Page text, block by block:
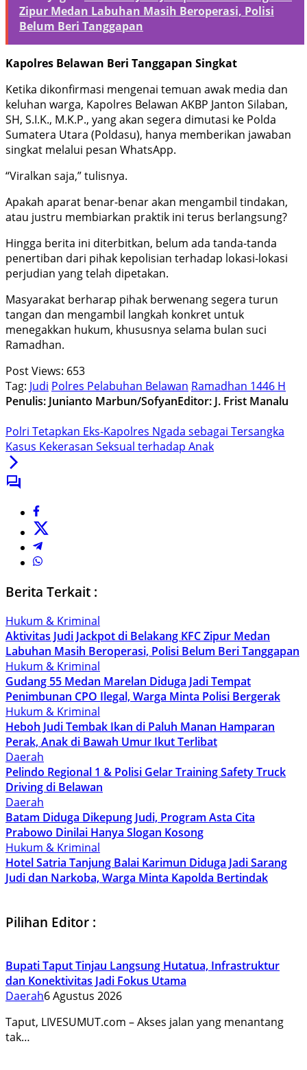
Zipur Medan Labuhan Masih Beroperasi, Polisi
Belum Beri Tanggapan
Kapolres Belawan Beri Tanggapan Singkat
Ketika dikonfirmasi mengenai temuan awak media dan
keluhan warga, Kapolres Belawan AKBP Janton Silaban,
SH, S.I.K., M.K.P., yang akan segera dimutasi ke Polda
Sumatera Utara (Poldasu), hanya memberikan jawaban
singkat melalui pesan WhatsApp.
“Viralkan saja,” tulisnya.
Apakah aparat benar-benar akan mengambil tindakan,
atau justru membiarkan praktik ini terus berlangsung?
Hingga berita ini diterbitkan, belum ada tanda-tanda
penertiban dari pihak kepolisian terhadap lokasi-lokasi
perjudian yang telah dipetakan.
Masyarakat berharap pihak berwenang segera turun
tangan dan mengambil langkah konkret untuk
menegakkan hukum, khususnya selama bulan suci
Ramadhan.
Post Views: 653
Tag: Judi Polres Pelabuhan Belawan Ramadhan 1446 H
Penulis: Junianto Marbun/SofyanEditor: J. Frist Manalu
Polri Tetapkan Eks-Kapolres Ngada sebagai Tersangka
Kasus Kekerasan Seksual terhadap Anak
Berita Terkait :
Hukum & Kriminal
Aktivitas Judi Jackpot di Belakang KFC Zipur Medan
Labuhan Masih Beroperasi, Polisi Belum Beri Tanggapan
Hukum & Kriminal
Gudang 55 Medan Marelan Diduga Jadi Tempat
Penimbunan CPO Ilegal, Warga Minta Polisi Bergerak
Hukum & Kriminal
Heboh Judi Tembak Ikan di Paluh Manan Hamparan
Perak, Anak di Bawah Umur Ikut Terlibat
Daerah
Pelindo Regional 1 & Polisi Gelar Training Safety Truck
Driving di Belawan
Daerah
Batam Diduga Dikepung Judi, Program Asta Cita
Prabowo Dinilai Hanya Slogan Kosong
Hukum & Kriminal
Hotel Satria Tanjung Balai Karimun Diduga Jadi Sarang
Judi dan Narkoba, Warga Minta Kapolda Bertindak
Pilihan Editor :
Bupati Taput Tinjau Langsung Hutatua, Infrastruktur
dan Konektivitas Jadi Fokus Utama
Daerah6 Agustus 2026
Taput, LIVESUMUT.com – Akses jalan yang menantang
tak…